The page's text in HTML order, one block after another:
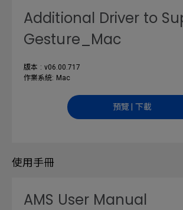
Additional Driver to
Gesture_Mac
版本 : v06.00.717
作業系統: Mac
預覽 | 下載
使用手冊
AMS User Manual